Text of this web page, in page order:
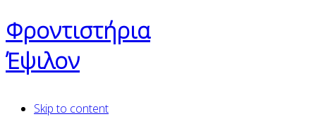
Φροντιστήρια
Έψιλον
Skip to content